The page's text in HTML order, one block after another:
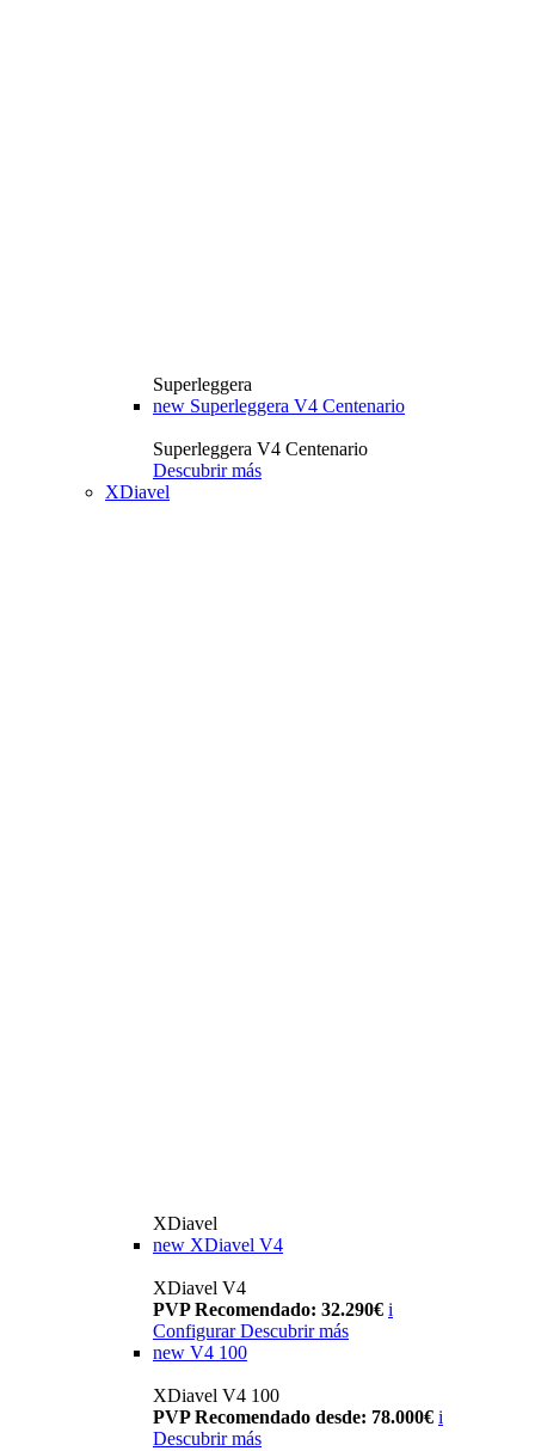
Superleggera
new Superleggera V4 Centenario
Superleggera V4 Centenario
Descubrir más
XDiavel
XDiavel
new XDiavel V4
XDiavel V4
PVP Recomendado: 32.290€ i
Configurar Descubrir más
new V4 100
XDiavel V4 100
PVP Recomendado desde: 78.000€ i
Descubrir más